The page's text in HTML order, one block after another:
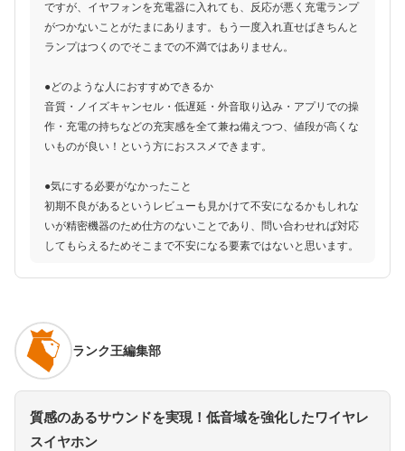
ですが、イヤフォンを充電器に入れても、反応が悪く充電ランプ
がつかないことがたまにあります。もう一度入れ直せばきちんと
ランプはつくのでそこまでの不満ではありません。
●どのような人におすすめできるか
音質・ノイズキャンセル・低遅延・外音取り込み・アプリでの操
作・充電の持ちなどの充実感を全て兼ね備えつつ、値段が高くな
いものが良い！という方におススメできます。
●気にする必要がなかったこと
初期不良があるというレビューも見かけて不安になるかもしれな
いが精密機器のため仕方のないことであり、問い合わせれば対応
してもらえるためそこまで不安になる要素ではないと思います。
ランク王編集部
質感のあるサウンドを実現！低音域を強化したワイヤレ
スイヤホン